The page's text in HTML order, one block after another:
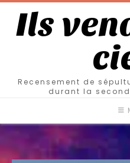
Ils
Recensement de
durant la